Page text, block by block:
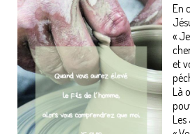
En
«
et
Là